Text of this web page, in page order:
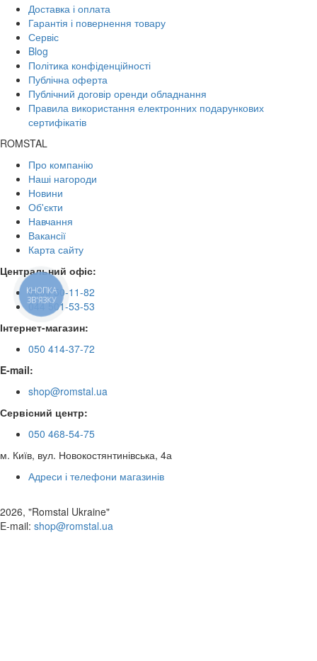
Доставка і оплата
Гарантія і повернення товару
Сервіс
Blog
Політика конфіденційності
Публічна оферта
Публічний договір оренди обладнання
Правила використання електронних подарункових
сертифікатів
ROMSTAL
Про компанію
Наші нагороди
Новини
Об'єкти
Навчання
Вакансії
Карта сайту
Центральний офіс:
0800 50-11-82
044 501-53-53
Інтернет-магазин:
050 414-37-72
E-mail:
shop@romstal.ua
Сервісний центр:
050 468-54-75
м. Київ, вул. Новокостянтинівська, 4а
Адреси і телефони магазинів
2026, "Romstal Ukraine"
​E-mail: shop@romstal.ua
КНОПКА
ЗВ'ЯЗКУ